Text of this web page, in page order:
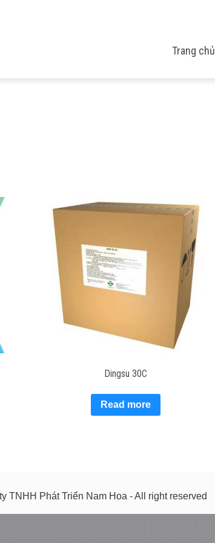
Trang chủ
Dingsu 30C
Read more
TNHH Phát Triển Nam Hoa - All right reserved